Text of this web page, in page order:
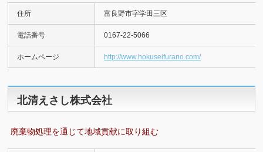
住所 富良野市字学田三区
電話番号 0167-22-5066
ホームページ http://www.hokuseifurano.com/
北清えさし株式会社
廃棄物処理を通じて地域貢献に取り組む